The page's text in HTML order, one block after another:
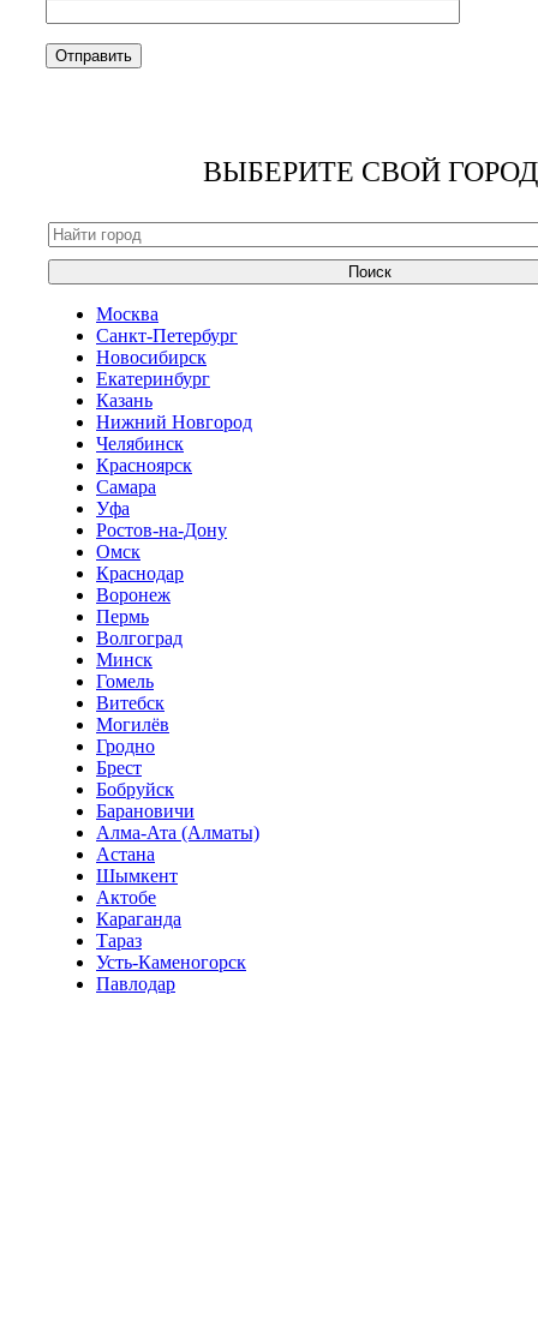
ВЫБЕРИТЕ СВОЙ ГОРОД
Поиск
Москва
Санкт-Петербург
Новосибирск
Екатеринбург
Казань
Нижний Новгород
Челябинск
Красноярск
Самара
Уфа
Ростов-на-Дону
Омск
Краснодар
Воронеж
Пермь
Волгоград
Минск
Гомель
Витебск
Могилёв
Гродно
Брест
Бобруйск
Барановичи
Алма-Ата (Алматы)
Астана
Шымкент
Актобе
Караганда
Тараз
Усть-Каменогорск
Павлодар